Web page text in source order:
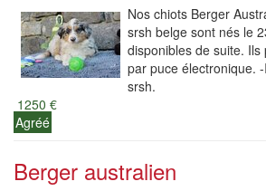
Nos chiots Berger
srsh belge sont nés le
disponibles de suite.
par puce électronique.
srsh.
1250 €
Agréé
Berger australien